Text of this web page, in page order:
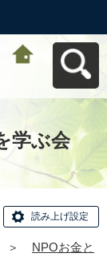
学ぶ会
読み上げ設定
＞
NPOお金と